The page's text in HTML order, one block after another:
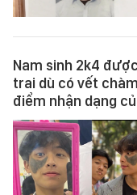
Nam sinh 2k4
trai dù có vết
điểm nhận dạng